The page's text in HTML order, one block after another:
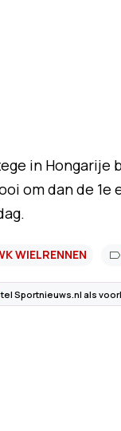
in
om dan de
WIELRENNEN
Sportnieuws.nl als